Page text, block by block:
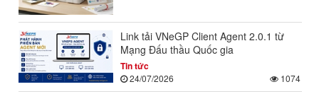
Link tải VNeGP Client Agent 2.0.1 từ
Mạng Đấu thầu Quốc gia
Tin tức
24/07/2026 1074